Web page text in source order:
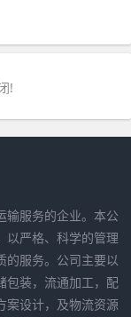
!
输服务的企业。本公
以严格、科学的管理
的服务。公司主要以
包装，流通加工，配
案设计，及物流资源